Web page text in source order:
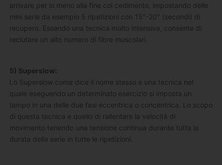
arrivare per lo meno alla fine col cedimento, impostando delle
mini serie da esempio 5 ripetizioni con 15″-20″ (secondi) di
recupero. Essendo una tecnica molto intensiva, consente di
reclutare un alto numero di fibre muscolari.
5) Superslow:
Lo Superslow come dice il nome stesso e una tecnica nel
quale eseguendo un determinato esercizio si imposta un
tempo in una delle due fasi eccentrica o concentrica. Lo scopo
di questa tecnica e quello di rallentare la velocità di
movimento tenendo una tensione continua durante tutta la
durata della serie in tutte le ripetizioni.